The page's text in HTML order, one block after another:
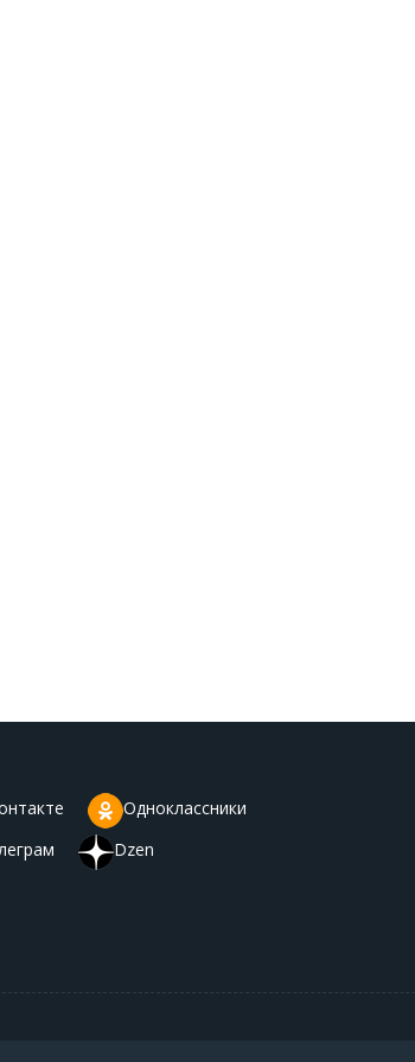
Одноклассники
Dzen